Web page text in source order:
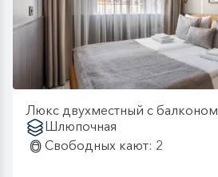
Люкс двухместный с балконом
Шлюпочная
Свободных кают: 2